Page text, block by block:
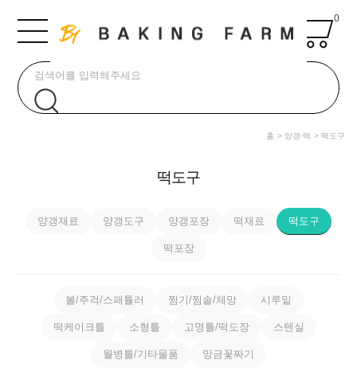
0
홈 양갱·떡 떡도구
떡도구
양갱재료 양갱도구 양갱포장 떡재료 떡도구
떡포장
볼/주걱/스패튤러 찜기/찜솥/체망 시루밑
떡케이크틀 소형틀 고명틀/떡도장 스텐실
월병틀/기타물품 앙금꽃짜기